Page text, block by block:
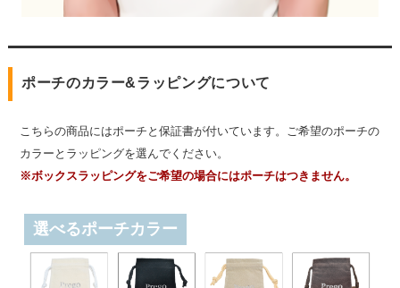
ポーチのカラー&ラッピングについて
こちらの商品にはポーチと保証書が付いています。ご希望のポーチの
カラーとラッピングを選んでください。
※ボックスラッピングをご希望の場合にはポーチはつきません。
選べるポーチカラー